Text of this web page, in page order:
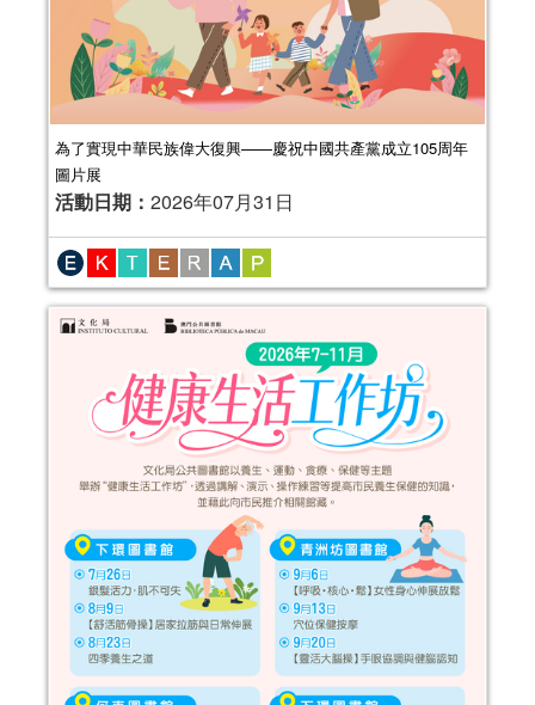
為了實現中華民族偉大復興——慶祝中國共產黨成立105周年
圖片展
活動日期： 2026年07月31日